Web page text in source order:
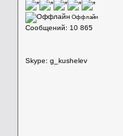
Оффлайн
Сообщений: 10 865
Skype: g_kushelev